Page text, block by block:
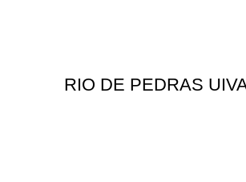
RIO DE PEDRAS